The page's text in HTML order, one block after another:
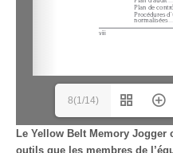
8(1/14)
Le Yellow Belt Memory
outils que les membres de